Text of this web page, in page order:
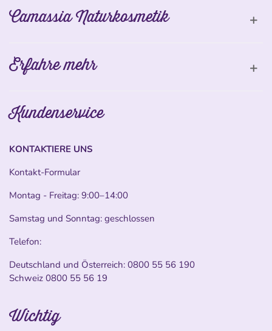
Camassia Naturkosmetik
Erfahre mehr
Kundenservice
KONTAKTIERE UNS
Kontakt-Formular
Montag - Freitag: 9:00–14:00
Samstag und Sonntag: geschlossen
Telefon:
Deutschland und Österreich: 0800 55 56 190
Schweiz 0800 55 56 19
Wichtig